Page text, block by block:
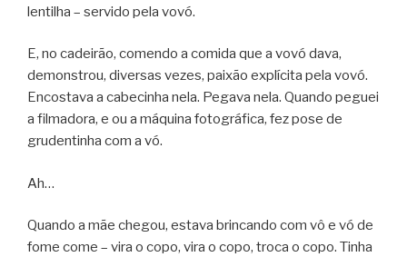
lentilha – servido pela vovó.
E, no cadeirão, comendo a comida que a vovó dava,
demonstrou, diversas vezes, paixão explícita pela vovó.
Encostava a cabecinha nela. Pegava nela. Quando peguei
a filmadora, e ou a máquina fotográfica, fez pose de
grudentinha com a vó.
Ah…
Quando a mãe chegou, estava brincando com vô e vó de
fome come – vira o copo, vira o copo, troca o copo. Tinha